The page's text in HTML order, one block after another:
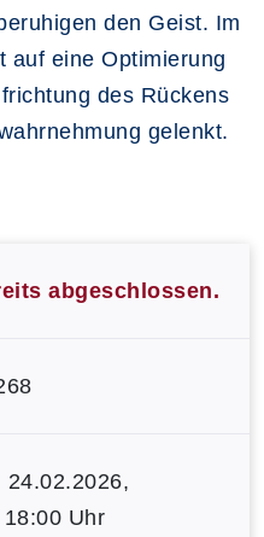
den Geist. Im
auf eine Optimierung
des Rückens
gelenkt.
abgeschlossen.
24.02.2026,
18:00 Uhr